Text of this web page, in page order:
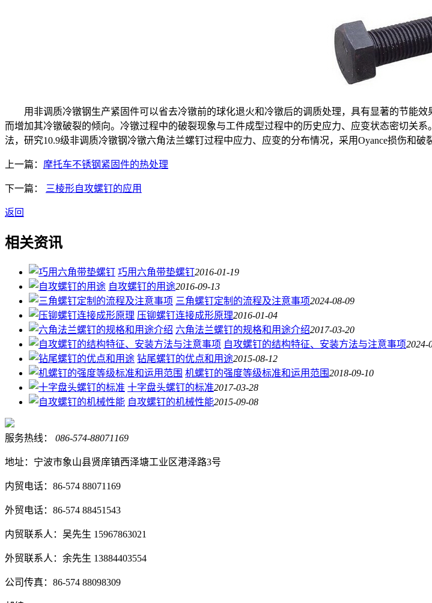
用非调质冷镦钢生产紧固件可以省去冷镦前的球化退火和冷镦后的调质处理，具有显著的节能效
而增加其冷镦破裂的倾向。冷镦过程中的破裂现象与工件成型过程中的历史应力、应变状态密切关
法，研究10.9级非调质冷镦钢冷镦六角法兰螺钉过程中应力、应变的分布情况，采用Oyance损伤和破
上一篇： 摩托车不锈钢紧固件的热处理
下一篇： 三棱形自攻螺钉的应用
返回
相关资讯
巧用六角带垫螺钉2016-01-19
自攻螺钉的用途2016-09-13
三角螺钉定制的流程及注意事项2024-08-09
压铆螺钉连接成形原理2016-01-04
六角法兰螺钉的规格和用途介绍2017-03-20
自攻螺钉的结构特征、安装方法与注意事项2024-
钻尾螺钉的优点和用途2015-08-12
机螺钉的强度等级标准和运用范围2018-09-10
十字盘头螺钉的标准2017-03-28
自攻螺钉的机械性能2015-09-08
服务热线： 086-574-88071169
地址：宁波市象山县贤庠镇西泽塘工业区港泽路3号
内贸电话：86-574 88071169
外贸电话：86-574 88451543
内贸联系人：吴先生 15967863021
外贸联系人：余先生 13884403554
公司传真：86-574 88098309